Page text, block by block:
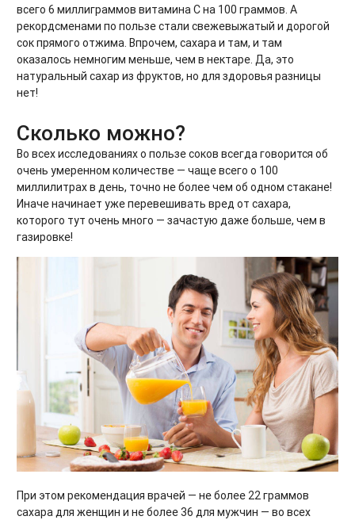
всего 6 миллиграммов витамина С на 100 граммов. А
рекордсменами по пользе стали свежевыжатый и дорогой
сок прямого отжима. Впрочем, сахара и там, и там
оказалось немногим меньше, чем в нектаре. Да, это
натуральный сахар из фруктов, но для здоровья разницы
нет!
Сколько можно?
Во всех исследованиях о пользе соков всегда говорится об
очень умеренном количестве — чаще всего о 100
миллилитрах в день, точно не более чем об одном стакане!
Иначе начинает уже перевешивать вред от сахара,
которого тут очень много — зачастую даже больше, чем в
газировке!
При этом рекомендация врачей — не более 22 граммов
сахара для женщин и не более 36 для мужчин — во всех